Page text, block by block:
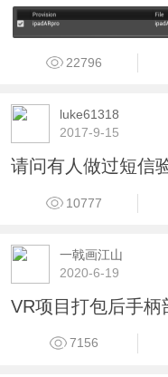
22796
luke61318
2017-9-15
请问有人做过短信
10777
一戟画江山
2020-6-19
VR项目打包后手柄
7156